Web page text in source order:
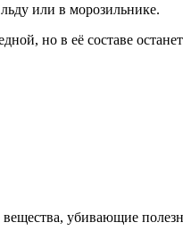
или в морозильнике.
но в её составе
вещества, убивающие